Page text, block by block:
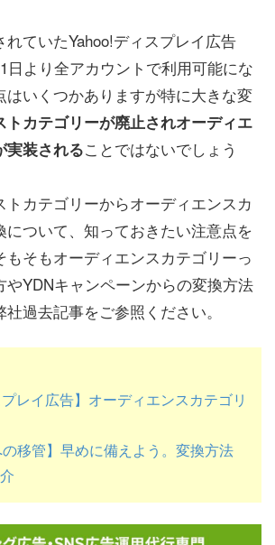
ていたYahoo!ディスプレイ広告
1日より全アカウントで利用可能にな
はいくつかありますが特に大きな変
トカテゴリーが廃止されオーディエ
実装されることではないでしょう
カテゴリーからオーディエンスカ
について、知っておきたい注意点を
もそもオーディエンスカテゴリーっ
やYDNキャンペーンからの変換方法
過去記事をご参照ください。
プレイ広告】オーディエンスカテゴリ
の移管】早めに備えよう。変換方法